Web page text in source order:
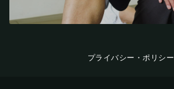
プライバシー・ポリシー